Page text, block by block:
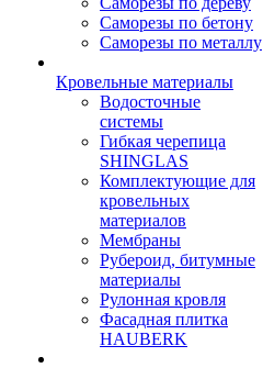
Саморезы по бетону
Саморезы по металлу
Кровельные материалы
Водосточные
системы
Гибкая черепица
SHINGLAS
Комплектующие для
кровельных
материалов
Мембраны
Рубероид, битумные
материалы
Рулонная кровля
Фасадная плитка
HAUBERK